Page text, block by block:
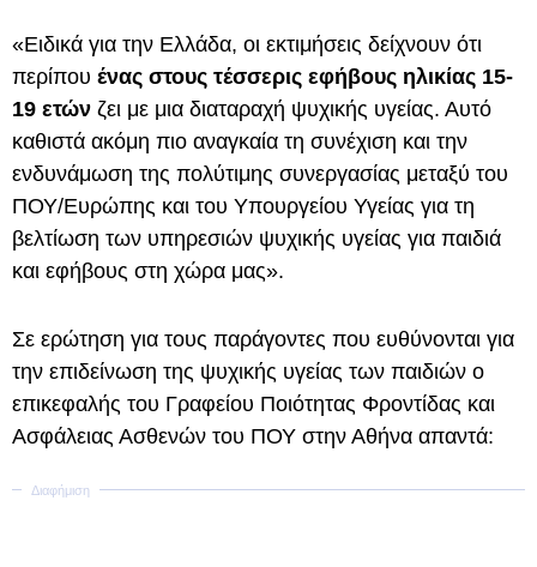
«Ειδικά για την Ελλάδα, οι εκτιμήσεις δείχνουν ότι
περίπου ένας στους τέσσερις εφήβους ηλικίας 15-
19 ετών ζει με μια διαταραχή ψυχικής υγείας. Αυτό
καθιστά ακόμη πιο αναγκαία τη συνέχιση και την
ενδυνάμωση της πολύτιμης συνεργασίας μεταξύ του
ΠΟΥ/Ευρώπης και του Υπουργείου Υγείας για τη
βελτίωση των υπηρεσιών ψυχικής υγείας για παιδιά
και εφήβους στη χώρα μας».
Σε ερώτηση για τους παράγοντες που ευθύνονται για
την επιδείνωση της ψυχικής υγείας των παιδιών ο
επικεφαλής του Γραφείου Ποιότητας Φροντίδας και
Ασφάλειας Ασθενών του ΠΟΥ στην Αθήνα απαντά: